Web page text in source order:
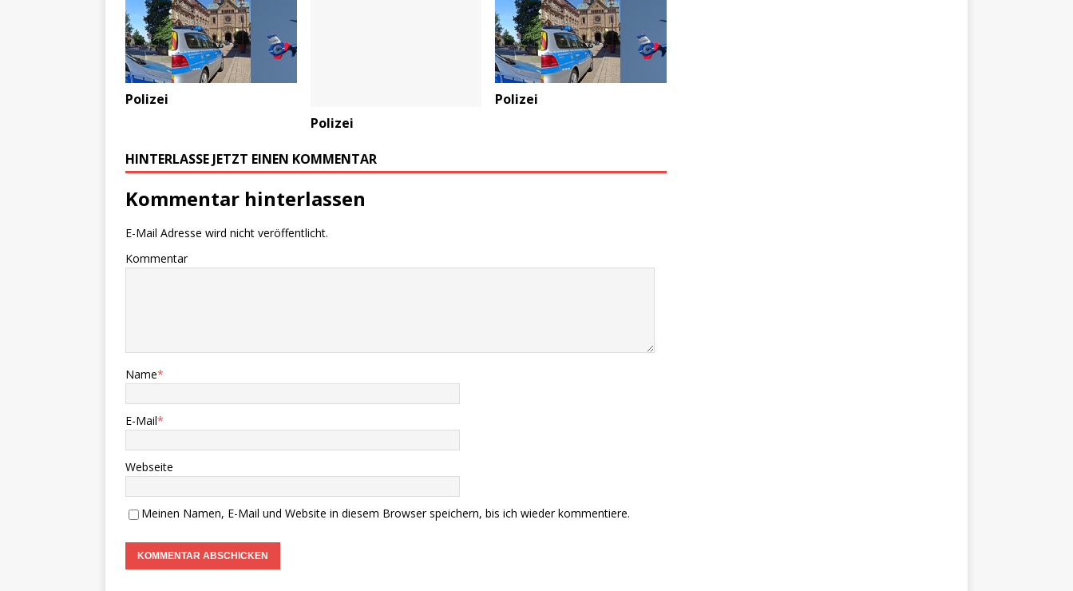
Polizei
Polizei
Polizei
HINTERLASSE JETZT EINEN KOMMENTAR
Kommentar hinterlassen
E-Mail Adresse wird nicht veröffentlicht.
Kommentar
Name*
E-Mail*
Webseite
Meinen Namen, E-Mail und Website in diesem Browser speichern, bis ich wieder kommentiere.